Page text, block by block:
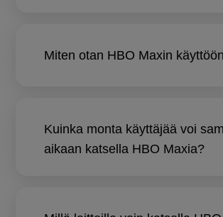
Miten otan HBO Maxin
Kuinka monta käyttäjää voi
aikaan katsella HBO Maxia?